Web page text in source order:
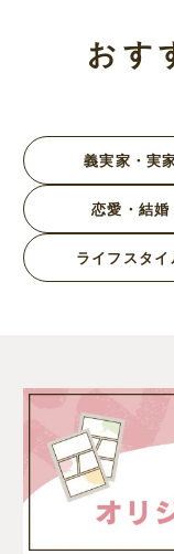
おす
義実家・実
恋愛・結婚
ライフスタイ